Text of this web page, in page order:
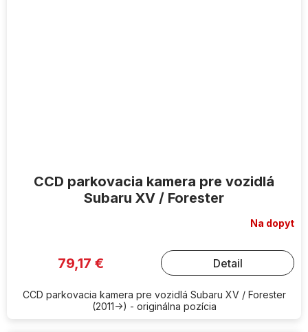
CCD parkovacia kamera pre vozidlá
Subaru XV / Forester
Na dopyt
79,17 € Detail
CCD parkovacia kamera pre vozidlá Subaru XV / Forester
(2011->) - originálna pozícia